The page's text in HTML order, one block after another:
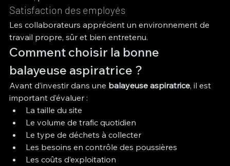
Satisfaction des employés
Les collaborateurs apprécient un environnement de
travail propre, sûr et bien entretenu.
Comment choisir la bonne
balayeuse aspiratrice ?
Avant d’investir dans une balayeuse aspiratrice, il est
important d’évaluer :
La taille du site
Le volume de trafic quotidien
Le type de déchets à collecter
Les besoins en contrôle des poussières
Les coûts d’exploitation